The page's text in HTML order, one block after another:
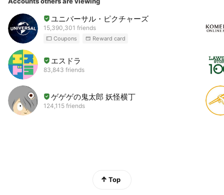
ユニバーサル・ピクチャーズ
15,390,301 friends
Coupons Reward card
エスドラ
83,843 friends
ゲゲゲの鬼太郎 妖怪横丁
124,115 friends
Top